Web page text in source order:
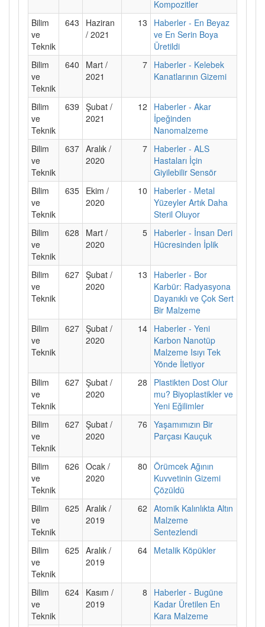
Kompozitler
Bilim
ve
Teknik
643
Haziran
/ 2021
13
Haberler - En Beyaz
ve En Serin Boya
Üretildi
Bilim
ve
Teknik
640
Mart /
2021
7 Haberler - Kelebek
Kanatlarının Gizemi
Bilim
ve
Teknik
639 Şubat /
2021
12
Haberler - Akar
İpeğinden
Nanomalzeme
Bilim
ve
Teknik
637 Aralık /
2020
7 Haberler - ALS
Hastaları İçin
Giyilebilir Sensör
Bilim
ve
Teknik
635 Ekim /
2020
10
Haberler - Metal
Yüzeyler Artık Daha
Steril Oluyor
Bilim
ve
Teknik
628
Mart /
2020
5 Haberler - İnsan Deri
Hücresinden İplik
Bilim
ve
Teknik
627 Şubat /
2020
13
Haberler - Bor
Karbür: Radyasyona
Dayanıklı ve Çok Sert
Bir Malzeme
Bilim
ve
Teknik
627 Şubat /
2020
14 Haberler - Yeni
Karbon Nanotüp
Malzeme Isıyı Tek
Yönde İletiyor
Bilim
ve
Teknik
627 Şubat /
2020
28
Plastikten Dost Olur
mu? Biyoplastikler ve
Yeni Eğilimler
Bilim
ve
Teknik
627 Şubat /
2020
76 Yaşamımızın Bir
Parçası Kauçuk
Bilim
ve
Teknik
626 Ocak /
2020
80 Örümcek Ağının
Kuvvetinin Gizemi
Çözüldü
Bilim
ve
Teknik
625 Aralık /
2019
62 Atomik Kalınlıkta Altın
Malzeme
Sentezlendi
Bilim
ve
Teknik
625 Aralık /
2019
64 Metalik Köpükler
Bilim
ve
Teknik
624 Kasım /
2019
8
Haberler - Bugüne
Kadar Üretilen En
Kara Malzeme